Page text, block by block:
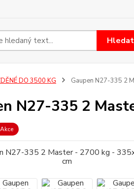
Hledat
DO 3500 KG Gaupen N27-335 2
N27-335 2
Akce